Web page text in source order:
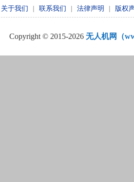
关于我们 | 联系我们 | 法律声明 | 版权
Copyright © 2015-2026 无人机网（